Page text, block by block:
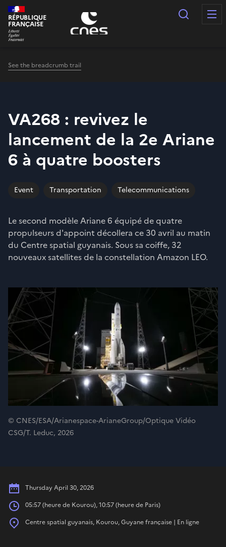
Cookies management panel
RÉPUBLIQUE
FRANÇAISE
Search
See the breadcrumb trail
VA268 : revivez le
lancement de la 2e Ariane
6 à quatre boosters
Event Transportation Telecommunications
Le second modèle Ariane 6 équipé de quatre
propulseurs d'appoint décollera ce 30 avril au matin
du Centre spatial guyanais. Sous sa coiffe, 32
nouveaux satellites de la constellation Amazon LEO.
© CNES/ESA/Arianespace-ArianeGroup/Optique Vidéo
CSG/T. Leduc, 2026
Date
Thursday April 30, 2026
Hours 05:57 (heure de Kourou), 10:57 (heure de Paris)
Place
Centre spatial guyanais, Kourou, Guyane française | En ligne